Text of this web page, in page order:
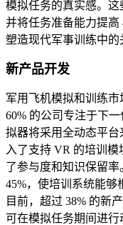
模拟任务的真实感。这
并将任务准备能力提高
塑造现代军事训练中的
新产品开发
军用飞机模拟和训练
60% 的公司专注于下
拟器将采用全动态平台
入了支持 VR 的培训
了参与度和知识保留
45%，使培训系统能够
目前，超过 38% 的新
可在模拟任务期间进